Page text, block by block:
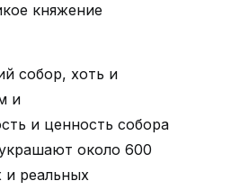
княжение
собор, хоть и
и
и ценность собора
около 600
и реальных